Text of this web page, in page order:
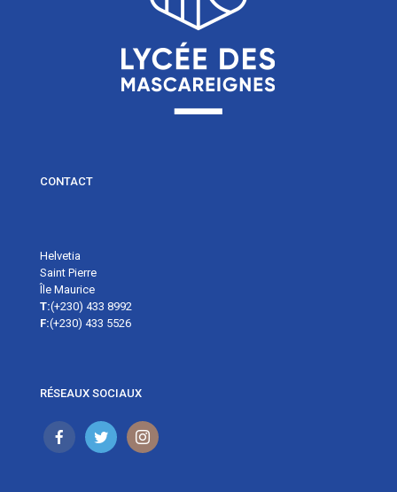
CONTACT
Helvetia
Saint Pierre
Île Maurice
T:(+230) 433 8992
F:(+230) 433 5526
RÉSEAUX SOCIAUX